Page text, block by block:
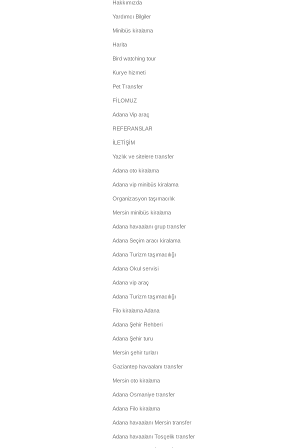
Hakkımızda
Yardımcı Bilgiler
Minibüs kiralama
Harita
Bird watching tour
Kurye hizmeti
Pet Transfer
FİLOMUZ
Adana Vip araç
REFERANSLAR
İLETİŞİM
Yazlık ve sitelere transfer
Adana oto kiralama
Adana vip minibüs kiralama
Organizasyon taşımacılık
Mersin minibüs kiralama
Adana havaalanı grup transfer
Adana Seçim aracı kiralama
Adana Turizm taşımacılığı
Adana Okul servisi
Adana vip araç
Adana Turizm taşımacılığı
Filo kiralama Adana
Adana Şehir Rehberi
Adana Şehir turu
Mersin şehir turları
Gaziantep havaalanı transfer
Mersin oto kiralama
Adana Osmaniye transfer
Adana Filo kiralama
Adana havaalanı Mersin transfer
Adana havaalanı Tosçelik transfer